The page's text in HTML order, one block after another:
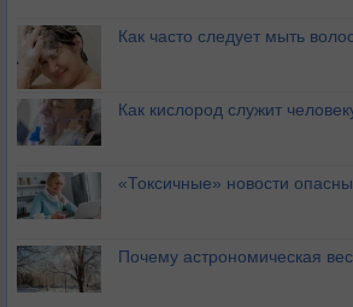
Как часто следует мыть
Как кислород служит
«Токсичные» новости
Почему астрономическая